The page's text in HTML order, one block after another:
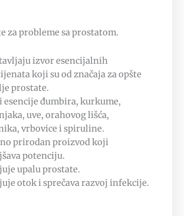
za probleme sa prostatom.
izvor esencijalnih
koji su od značaja za opšte
prostate.
esencije đumbira, kurkume,
uve, orahovog lišća,
vrbovice i spiruline.
prirodan proizvod koji
potenciju.
upalu prostate.
otok i sprečava razvoj infekcije.